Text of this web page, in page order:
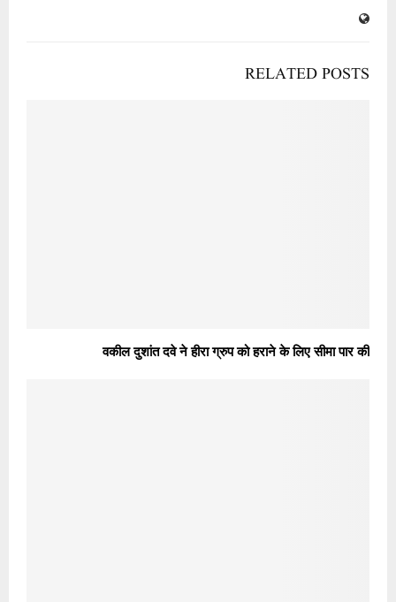
RELATED POSTS
वकील दुशांत दवे ने हीरा ग्रुप को हराने के लिए सीमा पार की